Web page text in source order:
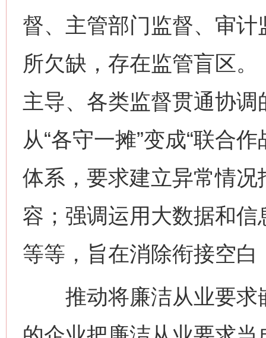
督、主管部门监督、审
所欠缺，存在监管盲区
主导、各类监督贯通协
从“各守一摊”变成“联合
体系，要求建立异常情
容；强调运用大数据和
等等，旨在消除衔接空白
推动将廉洁从业要求